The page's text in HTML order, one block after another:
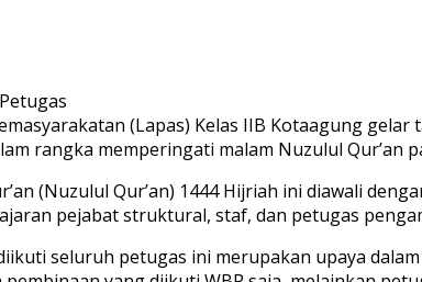
(Lapas) Kelas IIB Kotaagung
rangka memperingati malam Nuzulul Qur’an
(Nuzulul Qur’an) 1444 Hijriah ini diawali
pejabat struktural, staf, dan petugas
seluruh petugas ini merupakan upaya